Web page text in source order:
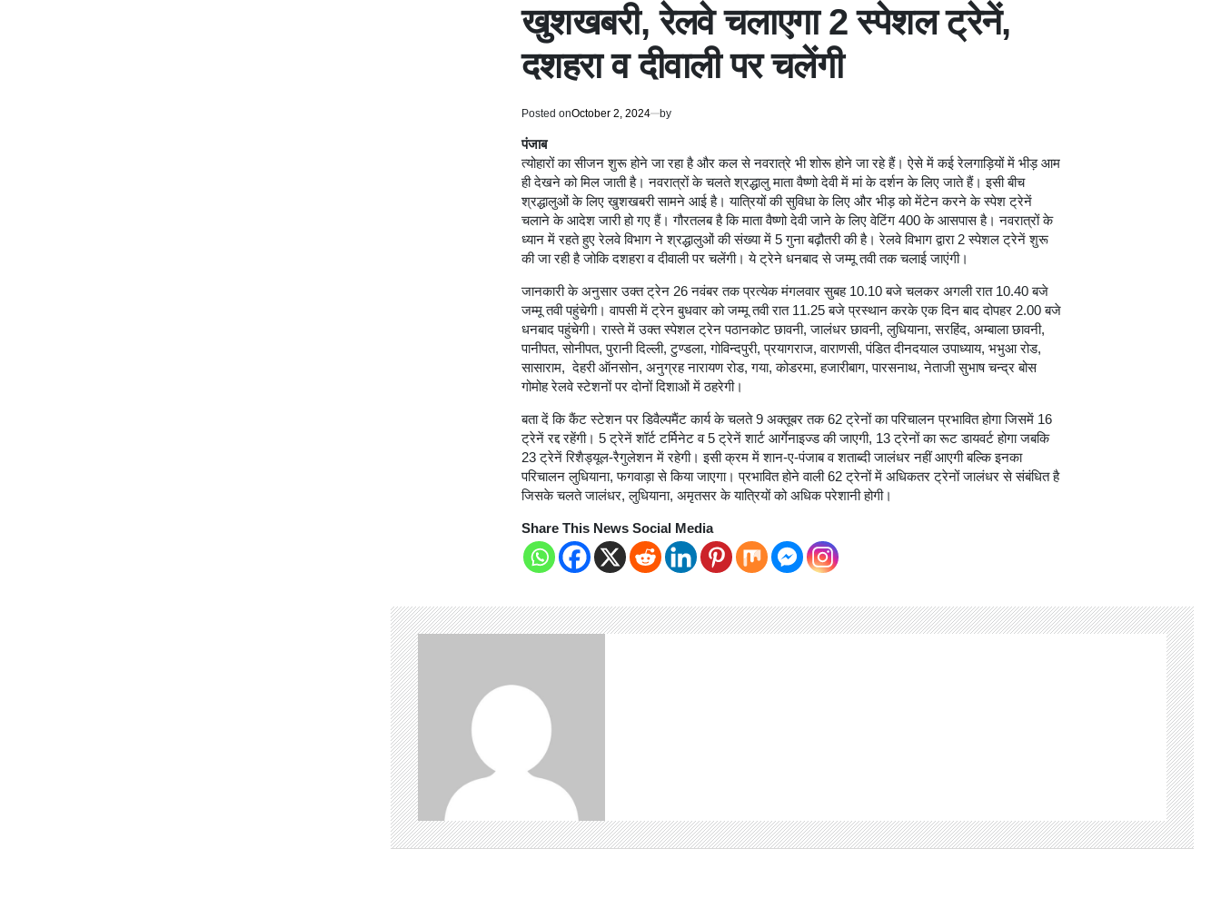
खुशखबरी, रेलवे चलाएगा 2 स्पेशल ट्रेनें,
दशहरा व दीवाली पर चलेंगी
Posted onOctober 2, 2024 by
पंजाब
त्योहारों का सीजन शुरू होने जा रहा है और कल से नवरात्रे भी शोरू होने जा रहे हैं। ऐसे में कई रेलगाड़ियों में भीड़ आम
ही देखने को मिल जाती है। नवरात्रों के चलते श्रद्धालु माता वैष्णो देवी में मां के दर्शन के लिए जाते हैं। इसी बीच
श्रद्धालुओं के लिए खुशखबरी सामने आई है। यात्रियों की सुविधा के लिए और भीड़ को मेंटेन करने के स्पेश ट्रेनें
चलाने के आदेश जारी हो गए हैं। गौरतलब है कि माता वैष्णो देवी जाने के लिए वेटिंग 400 के आसपास है। नवरात्रों के
ध्यान में रहते हुए रेलवे विभाग ने श्रद्धालुओं की संख्या में 5 गुना बढ़ौतरी की है। रेलवे विभाग द्वारा 2 स्पेशल ट्रेनें शुरू
की जा रही है जोकि दशहरा व दीवाली पर चलेंगी। ये ट्रेने धनबाद से जम्मू तवी तक चलाई जाएंगी।
जानकारी के अनुसार उक्त ट्रेन 26 नवंबर तक प्रत्येक मंगलवार सुबह 10.10 बजे चलकर अगली रात 10.40 बजे
जम्मू तवी पहुंचेगी। वापसी में ट्रेन बुधवार को जम्मू तवी रात 11.25 बजे प्रस्थान करके एक दिन बाद दोपहर 2.00 बजे
धनबाद पहुंचेगी। रास्ते में उक्त स्पेशल ट्रेन पठानकोट छावनी, जालंधर छावनी, लुधियाना, सरहिंद, अम्बाला छावनी,
पानीपत, सोनीपत, पुरानी दिल्ली, टुण्डला, गोविन्दपुरी, प्रयागराज, वाराणसी, पंडित दीनदयाल उपाध्याय, भभुआ रोड,
सासाराम, देहरी ऑनसोन, अनुग्रह नारायण रोड, गया, कोडरमा, हजारीबाग, पारसनाथ, नेताजी सुभाष चन्द्र बोस
गोमोह रेलवे स्टेशनों पर दोनों दिशाओं में ठहरेगी।
बता दें कि कैंट स्टेशन पर डिवैल्पमैंट कार्य के चलते 9 अक्तूबर तक 62 ट्रेनों का परिचालन प्रभावित होगा जिसमें 16
ट्रेनें रद्द रहेंगी। 5 ट्रेनें शॉर्ट टर्मिनेट व 5 ट्रेनें शार्ट आर्गेनाइज्ड की जाएगी, 13 ट्रेनों का रूट डायवर्ट होगा जबकि
23 ट्रेनें रिशैड्यूल-रैगुलेशन में रहेगी। इसी क्रम में शान-ए-पंजाब व शताब्दी जालंधर नहीं आएगी बल्कि इनका
परिचालन लुधियाना, फगवाड़ा से किया जाएगा। प्रभावित होने वाली 62 ट्रेनों में अधिकतर ट्रेनों जालंधर से संबंधित है
जिसके चलते जालंधर, लुधियाना, अमृतसर के यात्रियों को अधिक परेशानी होगी।
Share This News Social Media